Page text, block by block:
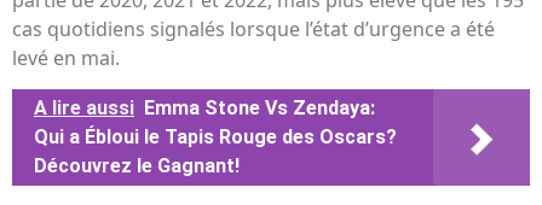
cas quotidiens signalés lorsque l’état d’urgence a été
levé en mai.
A lire aussi Emma Stone Vs Zendaya:
Qui a Ébloui le Tapis Rouge des Oscars?
Découvrez le Gagnant!